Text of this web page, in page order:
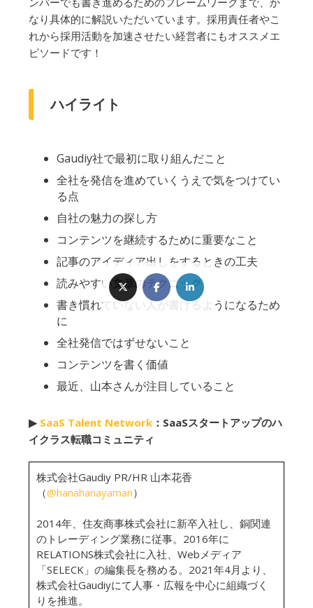
なり具体的に解説いただいています。採用責任者やこ
れから採用活動を加速させたい経営者にもオススメエ
ピソードです！
ハイライト
Gaudiy社で最初に取り組んだこと
全社を発信を進めていくうえで気をつけてい
る点
自社の魅力の探し方
コンテンツを継続するために重要なこと
記事のアイディア出しをするときの工夫
読みやすい文章のテクニック
書き慣れていない人が書けるようになるため
に
全社発信ではずせないこと
コンテンツを書く価値
最近、山本さんが注目していること
▶︎ SaaS Talent Network ：SaaSスタートアップのハ
イクラス転職コミュニティ
株式会社Gaudiy PR/HR 山本花香
（@hanahanayaman）
2014年、住友商事株式会社に新卒入社し、銅関連
のトレーディング業務に従事。2016年に
RELATIONS株式会社に入社、Webメディア
「SELECK」の編集長を務める。2021年4月より、
株式会社Gaudiyにて人事・広報を中心に組織づく
りを推進。